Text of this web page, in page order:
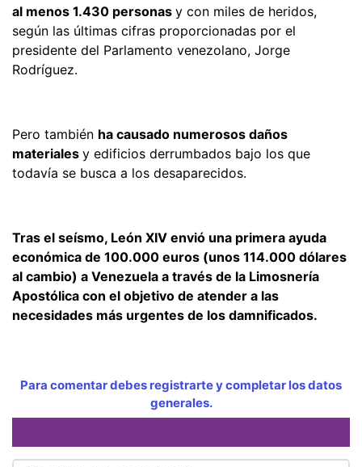
al menos 1.430 personas y con miles de heridos,
según las últimas cifras proporcionadas por el
presidente del Parlamento venezolano, Jorge
Rodríguez.
Pero también ha causado numerosos daños
materiales y edificios derrumbados bajo los que
todavía se busca a los desaparecidos.
Tras el seísmo, León XIV envió una primera ayuda
económica de 100.000 euros (unos 114.000 dólares
al cambio) a Venezuela a través de la Limosnería
Apostólica con el objetivo de atender a las
necesidades más urgentes de los damnificados.
Para comentar debes registrarte y completar los datos
generales.